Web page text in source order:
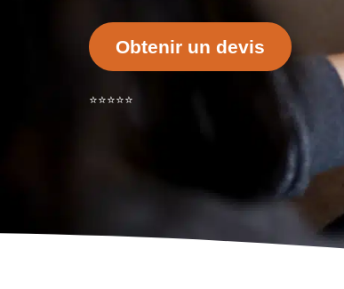
Obtenir un devis
⭐⭐⭐⭐⭐